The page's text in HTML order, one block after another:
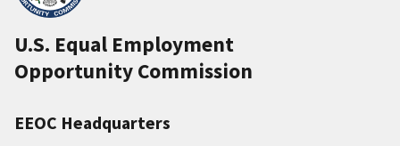
U.S. Equal Employment
Opportunity Commission
EEOC Headquarters